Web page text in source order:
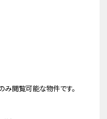
み閲覧可能な物件です。